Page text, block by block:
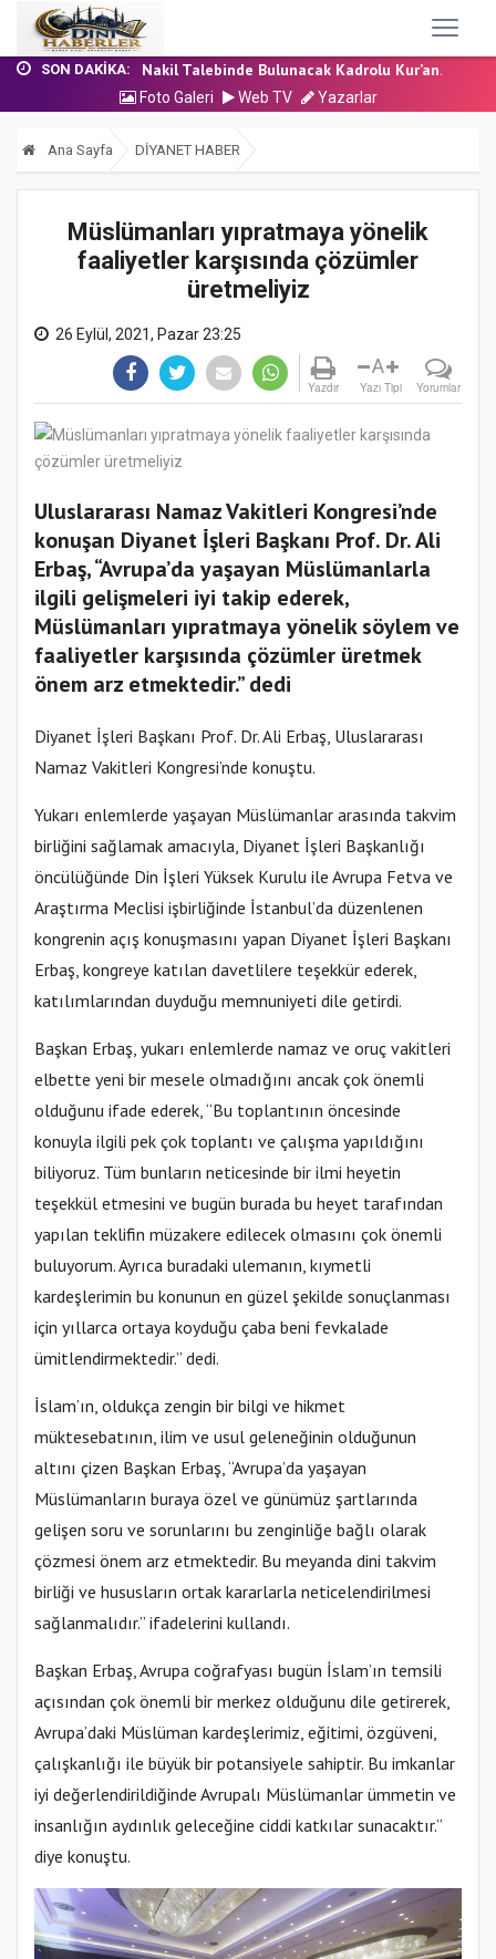
SON DAKIKA:
24 Temmuz 2026 - Cuma Hutbesi
7 Ağustos 2026 - Cuma Hutbesi
Nakil Talebinde Bulunacak Kadrolu Kur’an...
Aşçı Alımı (Kurum İçi) Sınavı (Sözlü) So...
24 Temmuz 2026 - Cuma Hutbesi
7 Ağustos 2026 - Cuma Hutbesi
Foto Galeri Web TV Yazarlar
Ana Sayfa DİYANET HABER
Müslümanları yıpratmaya yönelik
faaliyetler karşısında çözümler
üretmeliyiz
26 Eylül, 2021, Pazar 23:25
Yazdır
A
Yazı Tipi Yorumlar
Uluslararası Namaz Vakitleri Kongresi’nde
konuşan Diyanet İşleri Başkanı Prof. Dr. Ali
Erbaş, “Avrupa’da yaşayan Müslümanlarla
ilgili gelişmeleri iyi takip ederek,
Müslümanları yıpratmaya yönelik söylem ve
faaliyetler karşısında çözümler üretmek
önem arz etmektedir.” dedi
Diyanet İşleri Başkanı Prof. Dr. Ali Erbaş, Uluslararası
Namaz Vakitleri Kongresi’nde konuştu.
Yukarı enlemlerde yaşayan Müslümanlar arasında takvim
birliğini sağlamak amacıyla, Diyanet İşleri Başkanlığı
öncülüğünde Din İşleri Yüksek Kurulu ile Avrupa Fetva ve
Araştırma Meclisi işbirliğinde İstanbul’da düzenlenen
kongrenin açış konuşmasını yapan Diyanet İşleri Başkanı
Erbaş, kongreye katılan davetlilere teşekkür ederek,
katılımlarından duyduğu memnuniyeti dile getirdi.
Başkan Erbaş, yukarı enlemlerde namaz ve oruç vakitleri
elbette yeni bir mesele olmadığını ancak çok önemli
olduğunu ifade ederek, “Bu toplantının öncesinde
konuyla ilgili pek çok toplantı ve çalışma yapıldığını
biliyoruz. Tüm bunların neticesinde bir ilmi heyetin
teşekkül etmesini ve bugün burada bu heyet tarafından
yapılan teklifin müzakere edilecek olmasını çok önemli
buluyorum. Ayrıca buradaki ulemanın, kıymetli
kardeşlerimin bu konunun en güzel şekilde sonuçlanması
için yıllarca ortaya koyduğu çaba beni fevkalade
ümitlendirmektedir.” dedi.
İslam’ın, oldukça zengin bir bilgi ve hikmet
müktesebatının, ilim ve usul geleneğinin olduğunun
altını çizen Başkan Erbaş, “Avrupa’da yaşayan
Müslümanların buraya özel ve günümüz şartlarında
gelişen soru ve sorunlarını bu zenginliğe bağlı olarak
çözmesi önem arz etmektedir. Bu meyanda dini takvim
birliği ve hususların ortak kararlarla neticelendirilmesi
sağlanmalıdır.” ifadelerini kullandı.
Başkan Erbaş, Avrupa coğrafyası bugün İslam’ın temsili
açısından çok önemli bir merkez olduğunu dile getirerek,
Avrupa’daki Müslüman kardeşlerimiz, eğitimi, özgüveni,
çalışkanlığı ile büyük bir potansiyele sahiptir. Bu imkanlar
iyi değerlendirildiğinde Avrupalı Müslümanlar ümmetin ve
insanlığın aydınlık geleceğine ciddi katkılar sunacaktır.”
diye konuştu.